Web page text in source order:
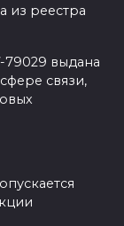
из реестра
выдана
связи,